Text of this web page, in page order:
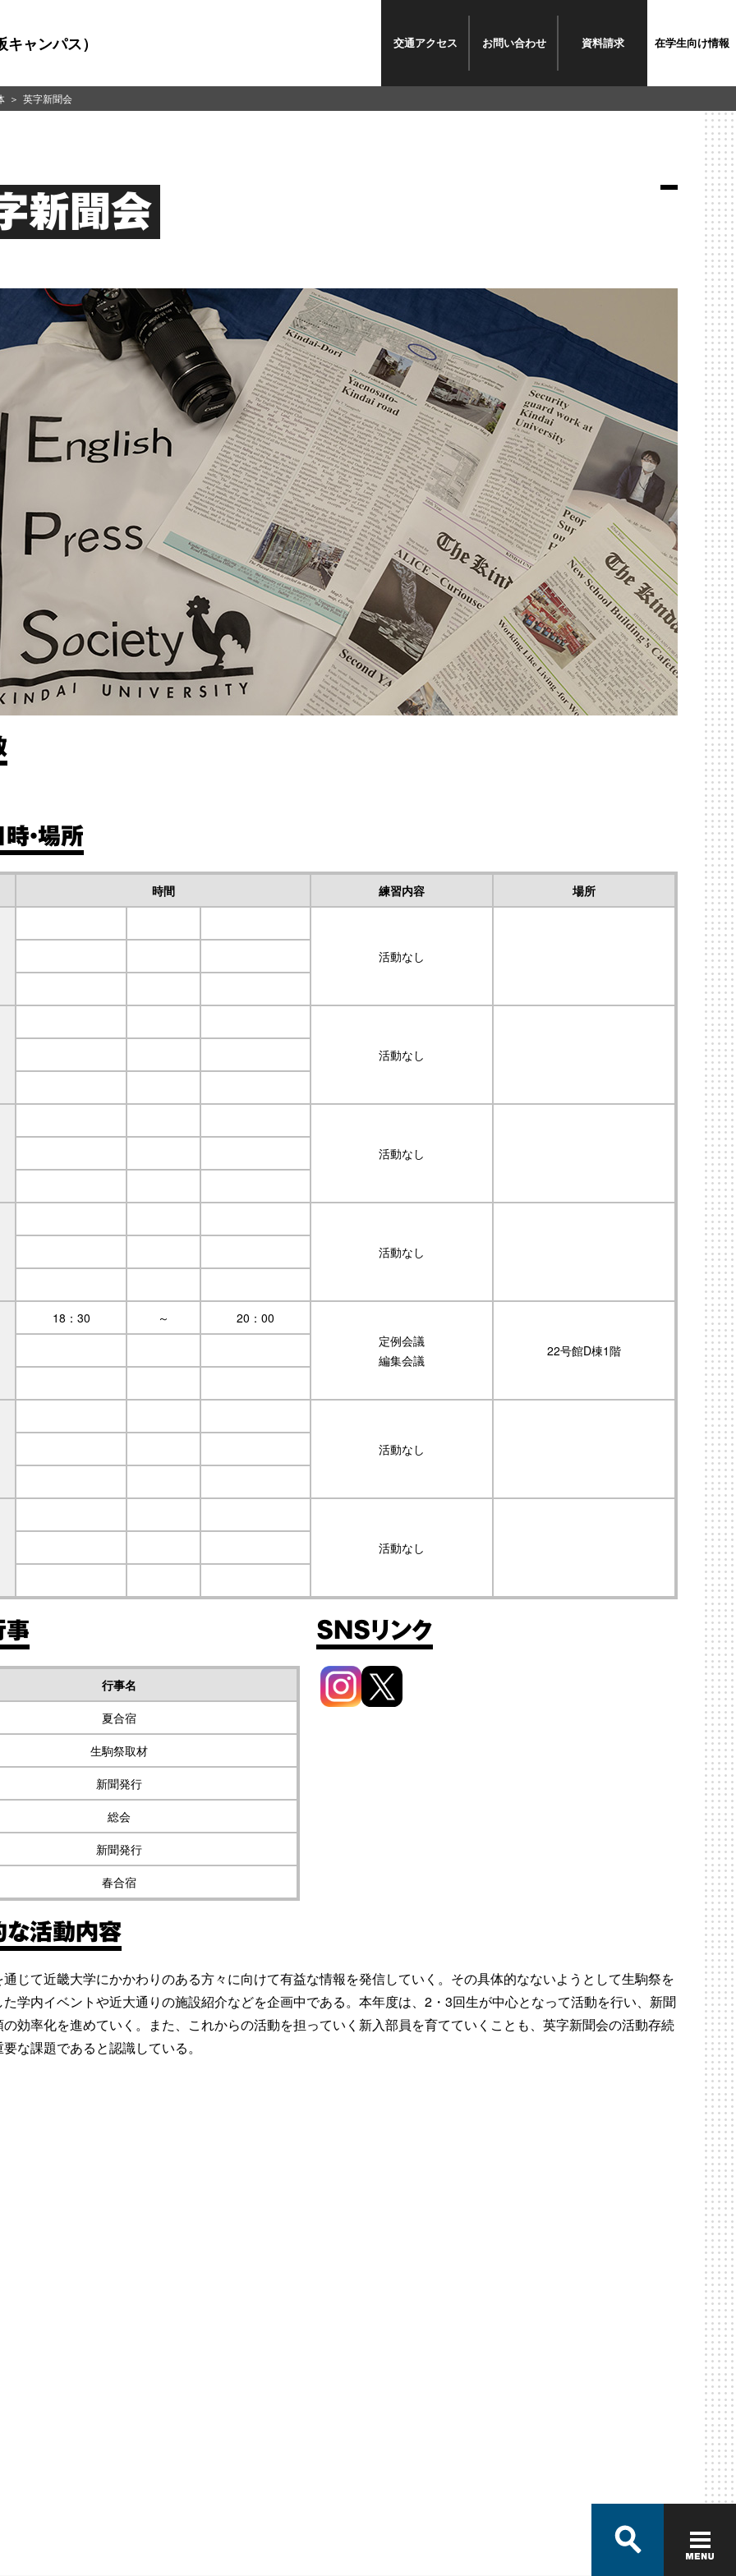
ャンパス） 交通アクセス お問い合わせ 資料請求 在学生向け情報
新聞会
・場所
時間 練習内容 場所
活動なし
活動なし
活動なし
活動なし
18：30 ～
20：00
定例会議
編集会議
22号館D棟1階
活動なし
活動なし
事
行事名
夏合宿
生駒祭取材
新聞発行
総会
新聞発行
春合宿
SNSリンク
な活動内容
じて近畿大学にかかわりのある方々に向けて有益な情報を発信していく。その具体的なないようとして生駒祭を
学内イベントや近大通りの施設紹介などを企画中である。本年度は、2・3回生が中心となって活動を行い、新聞
効率化を進めていく。また、これからの活動を担っていく新入部員を育てていくことも、英字新聞会の活動存続
な課題であると認識している。
英字新聞会